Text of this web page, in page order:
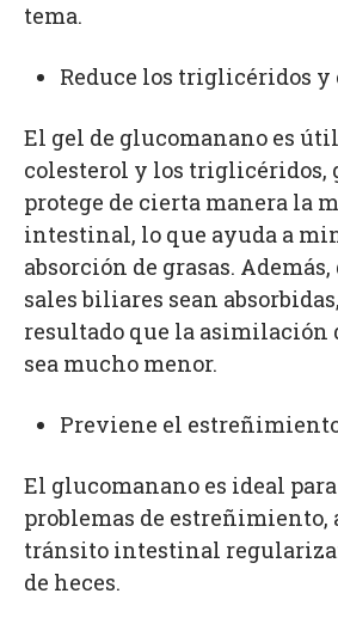
tema.
Reduce los triglicéridos y
El gel de glucomanano es
colesterol y los triglicéridos,
protege de cierta manera la
intestinal, lo que ayuda a
absorción de grasas.
sales biliares sean
resultado que la asimilación
sea mucho menor.
Previene el
El glucomanano es ideal
problemas de estreñimiento,
tránsito intestinal
de heces.